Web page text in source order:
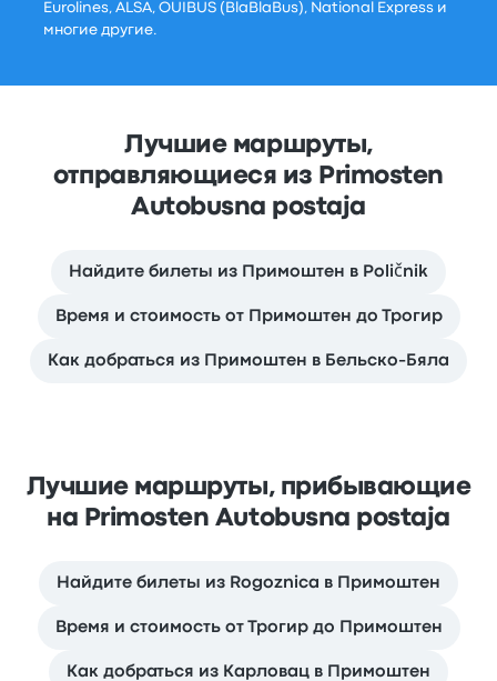
Eurolines, ALSA, OUIBUS (BlaBlaBus), National Express и
многие другие.
Лучшие маршруты,
отправляющиеся из Primosten
Autobusna postaja
Найдите билеты из Примоштен в Poličnik
Время и стоимость от Примоштен до Трогир
Как добраться из Примоштен в Бельско-Бяла
Лучшие маршруты, прибывающие
на Primosten Autobusna postaja
Найдите билеты из Rogoznica в Примоштен
Время и стоимость от Трогир до Примоштен
Как добраться из Карловац в Примоштен